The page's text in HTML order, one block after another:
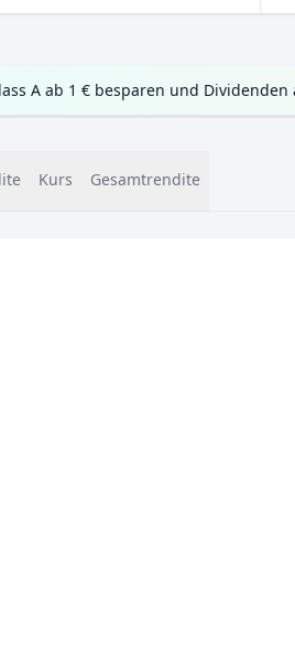
A ab 1 € besparen und
Kurs Gesamtrendite